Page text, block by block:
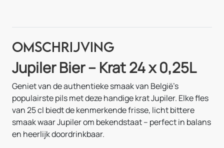
Omschrijving
Jupiler Bier – Krat 24 x 0,25L
Geniet van de authentieke smaak van België’s
populairste pils met deze handige krat Jupiler. Elke fles
van 25 cl biedt de kenmerkende frisse, licht bittere
smaak waar Jupiler om bekendstaat – perfect in balans
en heerlijk doordrinkbaar.